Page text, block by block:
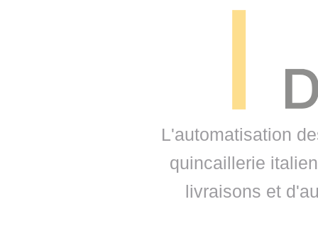
•
👉
L'automatisation
quincaillerie
livraisons et